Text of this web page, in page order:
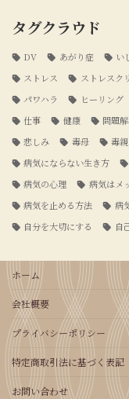
タグクラウド
DV あがり症 い
ストレス
ストレスク
パワハラ
ヒーリング
仕事
健康 問題
悲しみ
毒母 毒親
病気にならない生き方
病気の心理
病気はメ
病気を止める方法
病
自分を大切にする
自
ホーム
会社概要
プライバシーポリシー
特定商取引法に基づく表記
お問い合わせ